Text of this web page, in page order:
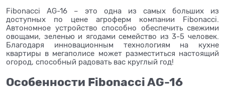
Fibonacci AG-16 – это одна из самых больших из
доступных по цене агроферм компании Fibonacci.
Автономное устройство способно обеспечить свежими
овощами, зеленью и ягодами семейство из 3-5 человек.
Благодаря инновационным технологиям на кухне
квартиры в мегаполисе может разместиться настоящий
огород, способный радовать вас круглый год!
Особенности Fibonacci AG-16